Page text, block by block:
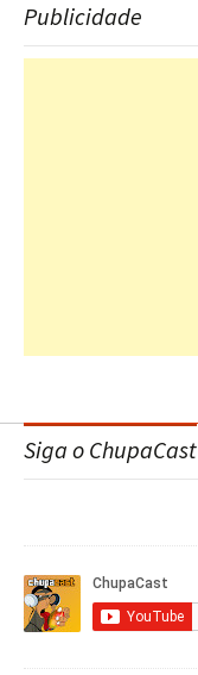
Publicidade
Siga o ChupaCast